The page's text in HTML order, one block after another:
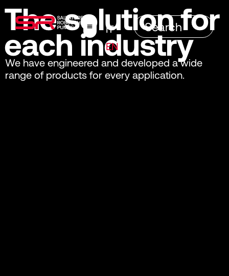
IT
EN
The solution for
each industry
We have engineered and developed a wide
range of products for every application.